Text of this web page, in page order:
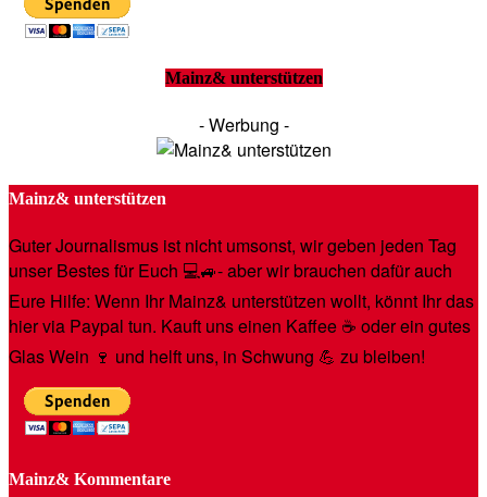
Mainz& unterstützen
- Werbung -
Mainz& unterstützen
Guter Journalismus ist nicht umsonst, wir geben jeden Tag
unser Bestes für Euch 💻🚙- aber wir brauchen dafür auch
Eure Hilfe: Wenn Ihr Mainz& unterstützen wollt, könnt Ihr das
hier via Paypal tun. Kauft uns einen Kaffee ☕️ oder ein gutes
Glas Wein 🍷 und helft uns, in Schwung 💪 zu bleiben!
Mainz& Kommentare